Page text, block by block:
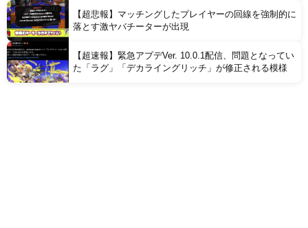
【超悲報】マッチングしたプレイヤーの回線を強制的に
落とす激ヤバチーターが出現
【超速報】緊急アプデVer. 10.0.1配信、問題となってい
た「ラグ」「デカライングリッチ」が修正される模様